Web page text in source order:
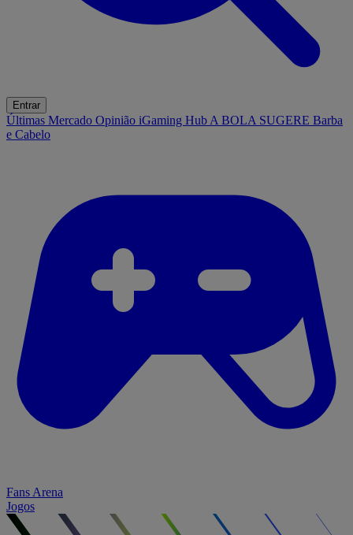
Entrar
Últimas Mercado Opinião iGaming Hub A BOLA SUGERE Barba
e Cabelo
Fans Arena
Jogos